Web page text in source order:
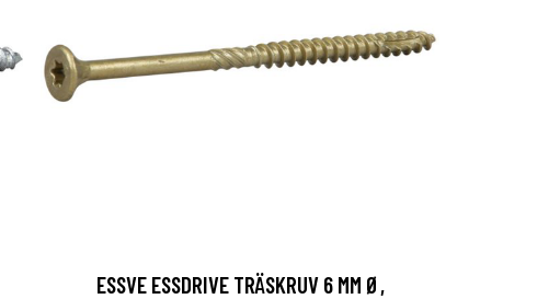
ESSVE ESSDRIVE TRÄSKRUV 6 MM Ø,